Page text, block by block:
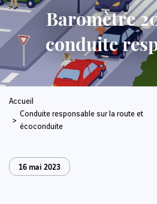
Baromètre
conduite
Accueil
Conduite responsable sur la route et
écoconduite
16 mai 2023